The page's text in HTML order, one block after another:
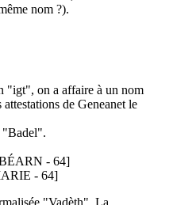
nom ?).
"igt", on a affaire à un nom
de Geneanet le
"Badel".
- 64]
- 64]